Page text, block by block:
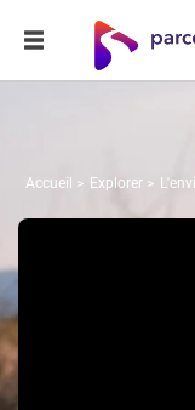
Accueil Explorer